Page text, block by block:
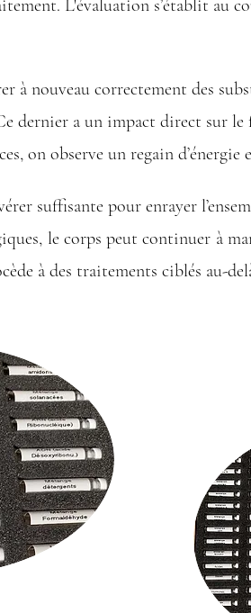
L'évaluation s’établit au
à nouveau correctement des
dernier a un impact direct sur
on observe un regain
suffisante pour enrayer
le corps peut continuer à
à des traitements ciblés au-